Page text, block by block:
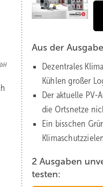
Aus der
Dezentrales
Kühlen großer
Der aktuelle PV-
die Orts­netze
Ein bisschen
2 Ausgaben
testen: